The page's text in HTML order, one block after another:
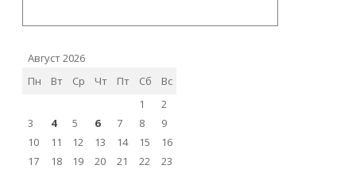
Август 2026
Пн
Вт Ср Чт Пт Сб
Вс
1
2
3
4 5 6 7 8
9
10
11 12 13 14 15
16
17
18 19 20 21 22
23